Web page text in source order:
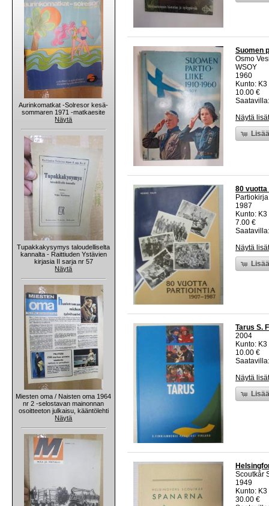
Aurinkomatkat -Solresor kesä-
sommaren 1971 -matkaesite
Näytä
Tupakkakysymys taloudelliselta
kannalta - Raittiuden Ystävien
kirjasia II sarja nr 57
Näytä
Miesten oma / Naisten oma 1964
nr 2 -selostavan mainonnan
osoitteeton julkaisu, kääntölehti
Näytä
Suomen
Osmo
WSOY
1960
Kunto:
10.00 €
Näytä
80 vuotta
1987
Kunto:
7.00 €
Näytä
Tarus S.
2004
Kunto:
10.00 €
Näytä
Scoutkår
1949
Kunto:
30.00 €